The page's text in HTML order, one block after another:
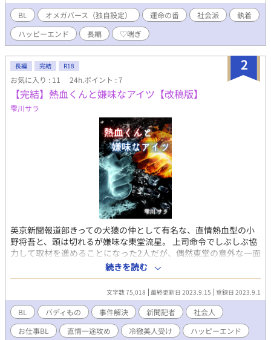
BL オメガバース（独自設定） 運命の番 社会派
執着
ハッピーエンド
長編 ♡喘ぎ
2
長編 完結 R18
お気に入り : 11 24h.ポイント : 7
【完結】熱血くんと嫌味なアイツ【改稿版】
雫川サラ
英京新聞報道部きっての犬猿の仲として有名な、直情熱血型の小
野将吾と、頭は切れるが嫌味な東堂流星。 上司命令でしぶしぶ協
力して取材を進めることになった2人だが、偶然東堂の意外な一面
を知った将吾は次第に一人の人間としての東堂に惹かれていく。
しかしその矢先、東堂のプライベートな過去を知るという人物が
将吾たちの取材の妨害をしてきて……？ 種類の違う不器用どうし
が少しずつ惹かれ合う、ちょっぴり社会派・バディものお仕事
BL。全話執筆済、ラブなシーンは後半にございます（ほんのり♡
に*を、しっかり♡に**をつけます）。 ※以前同タイトルで連載
していたものの大幅改稿です。
続きを読む
文字数 75,018 最終更新日 2023.9.15 登録日 2023.9.1
BL バディもの 事件解決 新聞記者
社会人
お仕事BL
直情一途攻め 冷徹美人受け ハッピーエンド